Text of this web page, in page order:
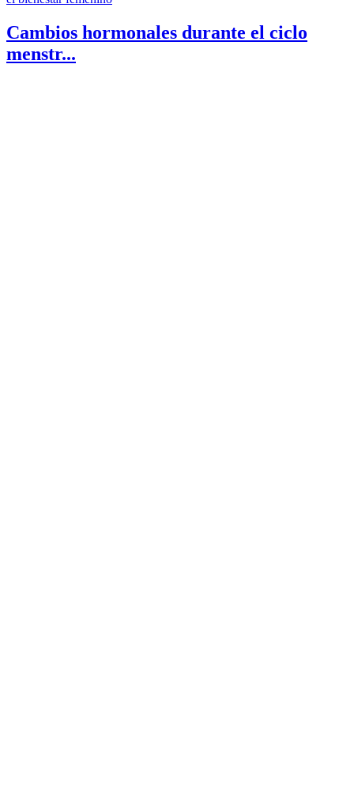
Cambios hormonales durante el ciclo
menstr...